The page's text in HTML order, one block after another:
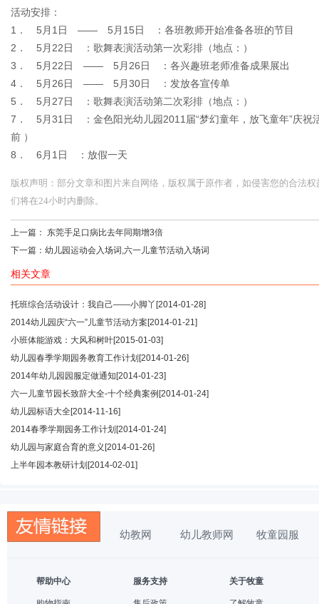
活动安排：
1． 5月1日 —— 5月15日 ：各班教师开始准备各班的节目
2． 5月22日 ：歌舞表演活动第一次彩排（地点：）
3． 5月22日 —— 5月26日 ：各兴趣班老师准备成果展出
4． 5月26日 —— 5月30日 ：发放各宣传单
5． 5月27日 ：歌舞表演活动第二次彩排（地点：）
7． 5月31日 ：金色阳光幼儿园2011届“梦幻童年，放飞童年”庆祝
前 ）
8． 6月1日 ：放假一天
版权声明：部分文章和图片来自网络，版权属于原作者，如侵害您的合法
们将在24小时内删除。
上一篇： 东莞手足口病比去年同期增3倍
下一篇： 幼儿园运动会入场词,六一儿童节活动入场词
相关文章
托班综合活动设计：我自己——小脚丫 [2014-01-28]
2014幼儿园庆“六一”儿童节活动方案 [2014-01-21]
小班体能游戏：大风和树叶[2015-01-03]
幼儿园春季学期园务教育工作计划 [2014-01-26]
2014年幼儿园园服定做通知 [2014-01-23]
六一儿童节园长致辞大全-十个经典案例 [2014-01-24]
幼儿园标语大全[2014-11-16]
2014春季学期园务工作计划 [2014-01-24]
幼儿园与家庭合育的意义 [2014-01-26]
上半年园本教研计划 [2014-02-01]
幼教网 幼儿教师网 牧童园服
帮助中心 服务支持 关于牧童